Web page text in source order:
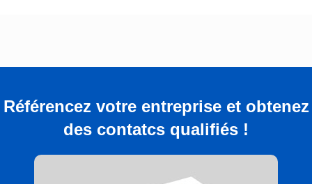
Référencez votre entreprise et obtenez
des contatcs qualifiés !